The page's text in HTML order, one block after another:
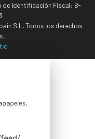
de Identificación Fiscal: B-
S.L. Todos los derechos